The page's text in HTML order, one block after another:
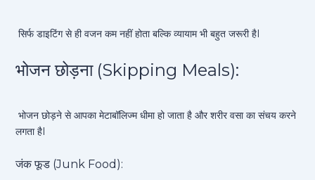
सिर्फ डाइटिंग से ही वजन कम नहीं होता बल्कि व्यायाम भी बहुत जरूरी हैI
भोजन छोड़ना (Skipping Meals):
भोजन छोड़ने से आपका मेटाबॉलिज्म धीमा हो जाता है और शरीर वसा का संचय करने
लगता हैI
जंक फूड (Junk Food):